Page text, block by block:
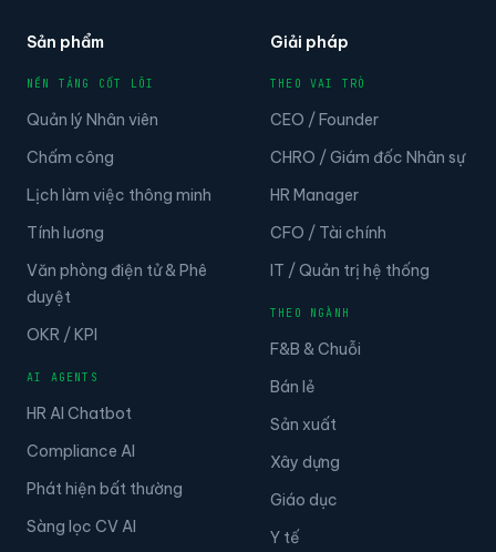
Sản phẩm
NỀN TẢNG CỐT LÕI
Quản lý Nhân viên
Chấm công
Lịch làm việc thông minh
Tính lương
Văn phòng điện tử & Phê
duyệt
OKR / KPI
AI AGENTS
HR AI Chatbot
Compliance AI
Phát hiện bất thường
Sàng lọc CV AI
Giải pháp
THEO VAI TRÒ
CEO / Founder
CHRO / Giám đốc Nhân sự
HR Manager
CFO / Tài chính
IT / Quản trị hệ thống
THEO NGÀNH
F&B & Chuỗi
Bán lẻ
Sản xuất
Xây dựng
Giáo dục
Y tế